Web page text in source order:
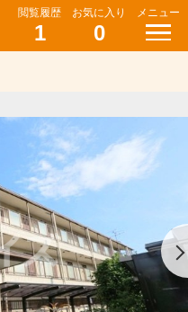
閲覧履歴
1
お気に入り
0
メニュー